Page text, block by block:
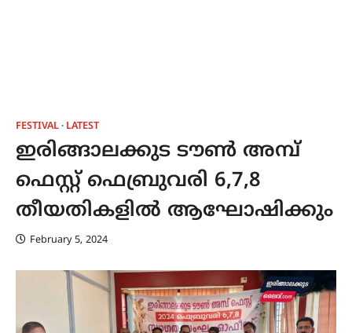
FESTIVAL LATEST
ഇരിങ്ങാലക്കുട ടൗൺ അമ്പ്
ഫെസ്റ്റ് ഫെബ്രുവരി 6,7,8
തീയതികളിൽ ആഘോഷിക്കും
February 5, 2024